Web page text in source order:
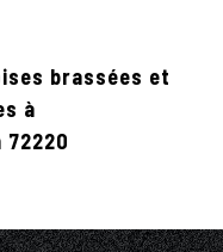
brassées et
à